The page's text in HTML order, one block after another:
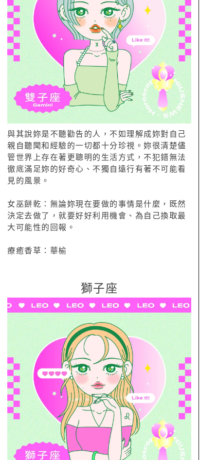
與其說妳是不聽勸告的人，不如理解成妳對自己
親自聽聞和經驗的一切都十分珍視。妳很清楚儘
管世界上存在著更聰明的生活方式，不犯錯無法
徹底滿足妳的好奇心、不獨自遠行有著不可能看
見的風景。
女巫餅乾：無論妳現在要做的事情是什麼，既然
決定去做了，就要好好利用機會、為自己換取最
大可能性的回報。
療癒香草：華榆
獅子座